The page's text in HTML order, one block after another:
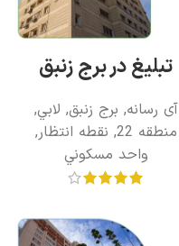
تبلیغ در برج زنبق
آی رسانه, برج زنبق, لابي,
منطقه 22
, نقطه انتظار,
واحد مسکوني